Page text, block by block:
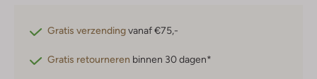
Gratis verzendingvanaf €75,-
Gratis retourneren binnen 30 dagen*